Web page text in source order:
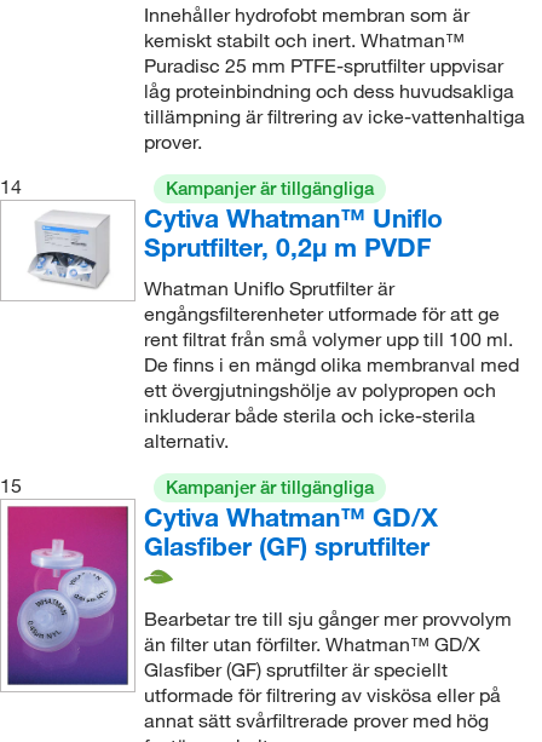
Innehåller hydrofobt membran som är
kemiskt stabilt och inert. Whatman™
Puradisc 25 mm PTFE-sprutfilter uppvisar
låg proteinbindning och dess huvudsakliga
tillämpning är filtrering av icke-vattenhaltiga
prover.
14
Kampanjer är tillgängliga
Cytiva Whatman™ Uniflo
Sprutfilter, 0,2μ m PVDF
Whatman Uniflo Sprutfilter är
engångsfilterenheter utformade för att ge
rent filtrat från små volymer upp till 100 ml.
De finns i en mängd olika membranval med
ett övergjutningshölje av polypropen och
inkluderar både sterila och icke-sterila
alternativ.
15
Kampanjer är tillgängliga
Cytiva Whatman™ GD/X
Glasfiber (GF) sprutfilter
Bearbetar tre till sju gånger mer provvolym
än filter utan förfilter. Whatman™ GD/X
Glasfiber (GF) sprutfilter är speciellt
utformade för filtrering av viskösa eller på
annat sätt svårfiltrerade prover med hög